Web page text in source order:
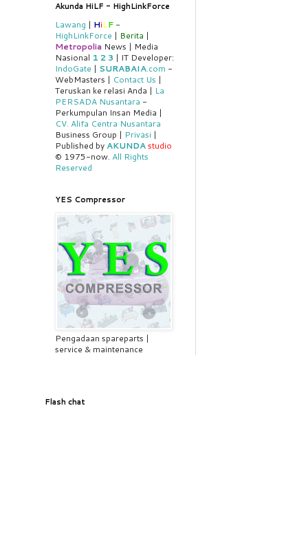
Akunda HiLF - HighLinkForce
Lawang | HiLF -
HighLinkForce | Berita |
Metropolia News | Media
Nasional 1 2 3 | IT Developer:
IndoGate | SURABAIA.com -
WebMasters | Contact Us |
Teruskan ke relasi Anda | La
PERSADA Nusantara -
Perkumpulan Insan Media |
CV. Alifa Centra Nusantara
Business Group | Privasi |
Published by AKUNDAstudio
© 1975-now. All Rights
Reserved
YES Compressor
Pengadaan spareparts |
service & maintenance
Flash chat